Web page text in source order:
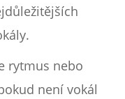
rytmus nebo
není vokál